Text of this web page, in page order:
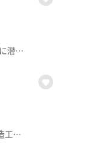
紙や石がプラスチックに変身！？町工場が挑む新素材を使ったものづくり。その開発の裏側に潜入しました！【放送日：2026年6月1日】【放送局：東日本放送】
初夏の訪れを告げる新茶。今回は、仙台で創業100年を超える老舗茶舗・お茶の井ヶ田の製造工場に潜入。香り、味、全てにこだわるお茶作りの裏側とは？そこには、東北の人に愛される秘密が隠されていました。【放送日：2026年5月25日】【放送局：東日本放送】